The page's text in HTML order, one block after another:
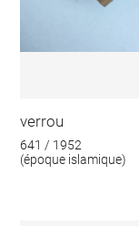
verrou
641 / 1952
(époque islamique)